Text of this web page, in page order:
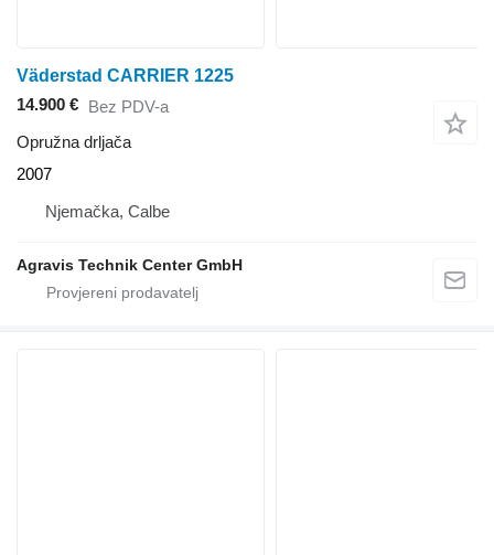
Väderstad CARRIER 1225
14.900 € Bez PDV-a
Opružna drljača
2007
Njemačka, Calbe
Agravis Technik Center GmbH